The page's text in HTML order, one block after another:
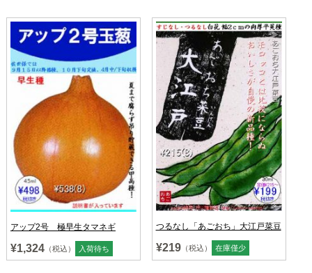
アップ2号 極早生タマネギ
¥1,324（税込） 入荷待ち
つるなし「あごおち」大江戸菜豆
¥219（税込） 在庫僅少